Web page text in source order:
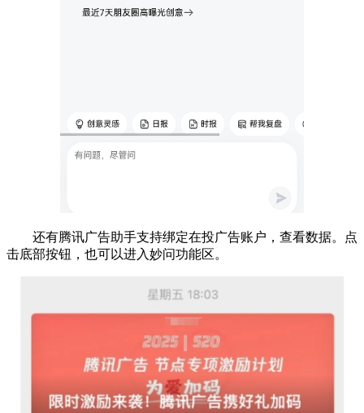
还有腾讯广告助手支持绑定在投广告账户，查看数据。点
击底部按钮，也可以进入妙问功能区。